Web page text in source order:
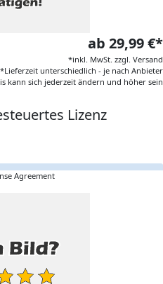
ab 29,99 €*
*inkl. MwSt. zzgl. Versand
*Lieferzeit unterschiedlich - je nach Anbieter
kann sich jederzeit ändern und höher sein
Lizenz
Agreement